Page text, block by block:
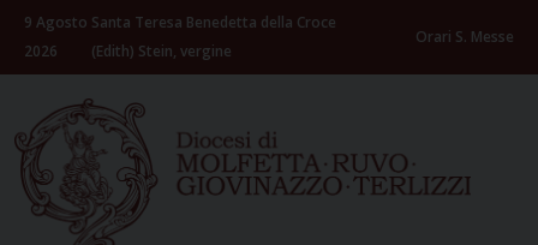
Skip
content
9 Agosto
2026
Santa Teresa Benedetta della Croce
(Edith) Stein, vergine
Orari S. Messe